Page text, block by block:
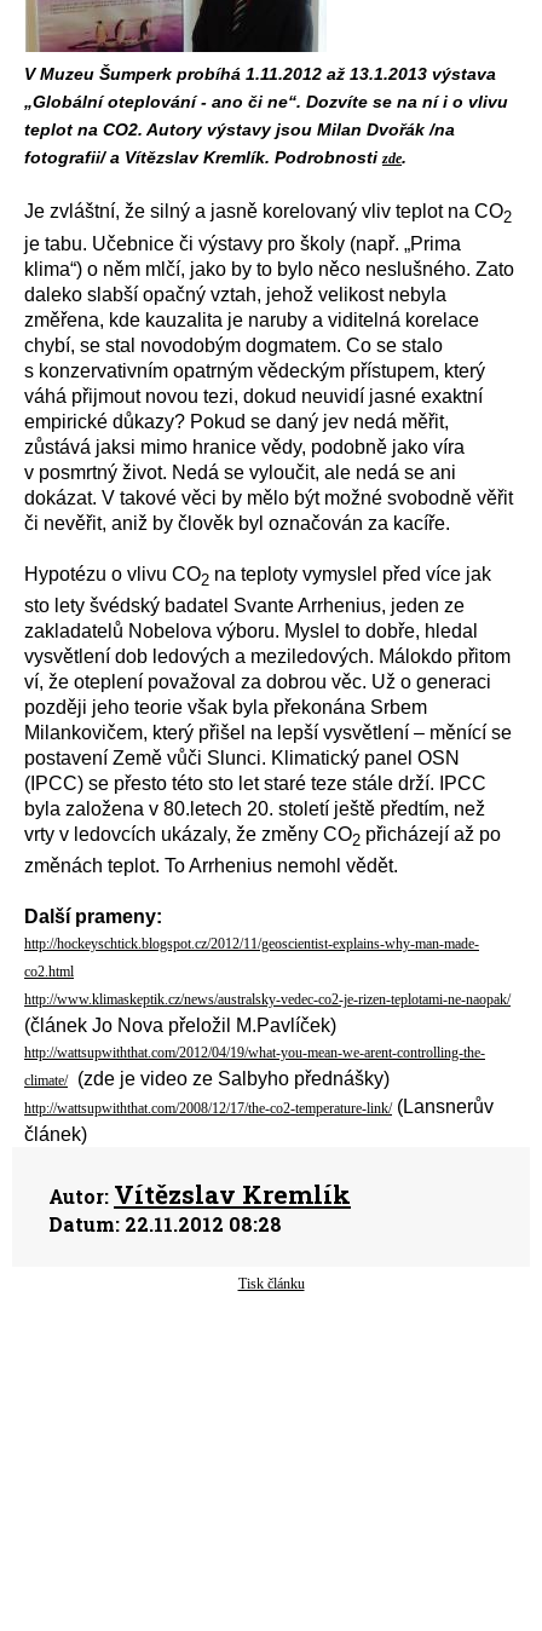
V Muzeu Šumperk probíhá 1.11.2012 až 13.1.2013 výstava
„Globální oteplování - ano či ne“. Dozvíte se na ní i o vlivu
teplot na CO2. Autory výstavy jsou Milan Dvořák /na
fotografii/ a Vítězslav Kremlík. Podrobnostizde.
Je zvláštní, že silný a jasně korelovaný vliv teplot na CO2
je tabu. Učebnice či výstavy pro školy (např. „Prima
klima“) o něm mlčí, jako by to bylo něco neslušného. Zato
daleko slabší opačný vztah, jehož velikost nebyla
změřena, kde kauzalita je naruby a viditelná korelace
chybí, se stal novodobým dogmatem. Co se stalo
s konzervativním opatrným vědeckým přístupem, který
váhá přijmout novou tezi, dokud neuvidí jasné exaktní
empirické důkazy? Pokud se daný jev nedá měřit,
zůstává jaksi mimo hranice vědy, podobně jako víra
v posmrtný život. Nedá se vyloučit, ale nedá se ani
dokázat. V takové věci by mělo být možné svobodně věřit
či nevěřit, aniž by člověk byl označován za kacíře.
Hypotézu o vlivu CO2 na teploty vymyslel před více jak
sto lety švédský badatel Svante Arrhenius, jeden ze
zakladatelů Nobelova výboru. Myslel to dobře, hledal
vysvětlení dob ledových a meziledových. Málokdo přitom
ví, že oteplení považoval za dobrou věc. Už o generaci
později jeho teorie však byla překonána Srbem
Milankovičem, který přišel na lepší vysvětlení – měnící se
postavení Země vůči Slunci. Klimatický panel OSN
(IPCC) se přesto této sto let staré teze stále drží. IPCC
byla založena v 80.letech 20. století ještě předtím, než
vrty v ledovcích ukázaly, že změny CO2 přicházejí až po
změnách teplot. To Arrhenius nemohl vědět.
Další prameny:
http://hockeyschtick.blogspot.cz/2012/11/geoscientist-explains-why-man-made-
co2.html
http://www.klimaskeptik.cz/news/australsky-vedec-co2-je-rizen-teplotami-ne-naopak/
(článek Jo Nova přeložil M.Pavlíček)
http://wattsupwiththat.com/2012/04/19/what-you-mean-we-arent-controlling-the-
climate/(zde je video ze Salbyho přednášky)
http://wattsupwiththat.com/2008/12/17/the-co2-temperature-link/(Lansnerův
článek)
Autor: Vítězslav Kremlík
Datum: 22.11.2012 08:28
Tisk článku